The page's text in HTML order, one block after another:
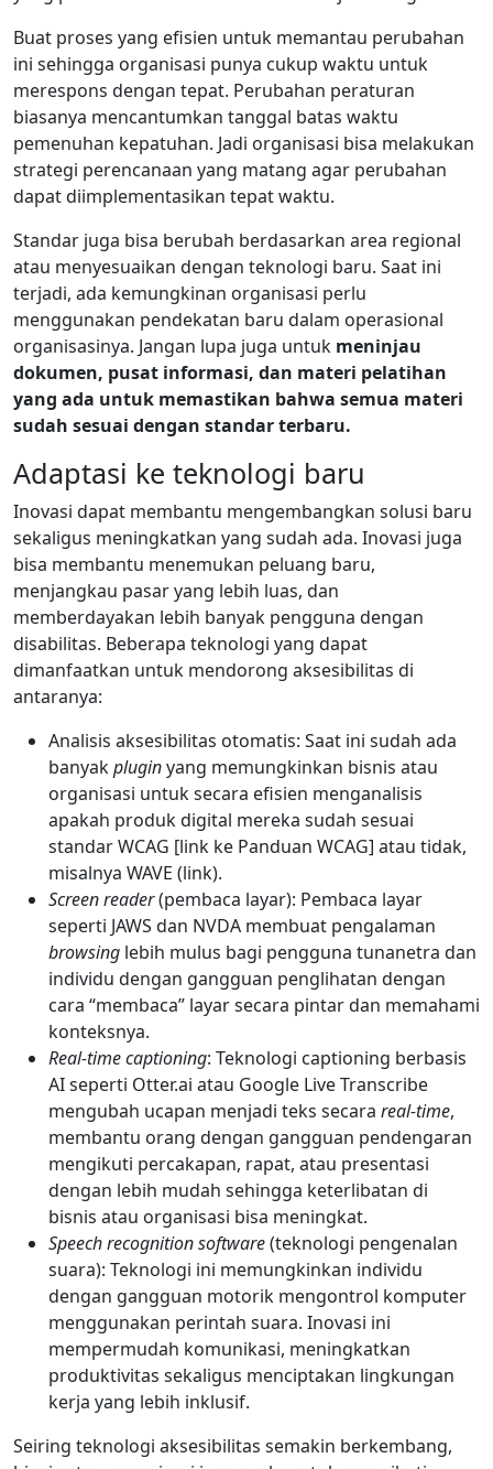
Buat proses yang efisien untuk memantau perubahan
ini sehingga organisasi punya cukup waktu untuk
merespons dengan tepat. Perubahan peraturan
biasanya mencantumkan tanggal batas waktu
pemenuhan kepatuhan. Jadi organisasi bisa melakukan
strategi perencanaan yang matang agar perubahan
dapat diimplementasikan tepat waktu.
Standar juga bisa berubah berdasarkan area regional
atau menyesuaikan dengan teknologi baru. Saat ini
terjadi, ada kemungkinan organisasi perlu
menggunakan pendekatan baru dalam operasional
organisasinya. Jangan lupa juga untuk meninjau
dokumen, pusat informasi, dan materi pelatihan
yang ada untuk memastikan bahwa semua materi
sudah sesuai dengan standar terbaru.
Adaptasi ke teknologi baru
Inovasi dapat membantu mengembangkan solusi baru
sekaligus meningkatkan yang sudah ada. Inovasi juga
bisa membantu menemukan peluang baru,
menjangkau pasar yang lebih luas, dan
memberdayakan lebih banyak pengguna dengan
disabilitas. Beberapa teknologi yang dapat
dimanfaatkan untuk mendorong aksesibilitas di
antaranya:
Analisis aksesibilitas otomatis: Saat ini sudah ada
banyakpluginyang memungkinkan bisnis atau
organisasi untuk secara efisien menganalisis
apakah produk digital mereka sudah sesuai
standar WCAG [link ke Panduan WCAG] atau tidak,
misalnya WAVE (link).
Screen reader(pembaca layar): Pembaca layar
seperti JAWS dan NVDA membuat pengalaman
browsing lebih mulus bagi pengguna tunanetra dan
individu dengan gangguan penglihatan dengan
cara “membaca” layar secara pintar dan memahami
konteksnya.
Real-time captioning: Teknologi captioning berbasis
AI seperti Otter.ai atau Google Live Transcribe
mengubah ucapan menjadi teks secara real-time,
membantu orang dengan gangguan pendengaran
mengikuti percakapan, rapat, atau presentasi
dengan lebih mudah sehingga keterlibatan di
bisnis atau organisasi bisa meningkat.
Speech recognition software(teknologi pengenalan
suara): Teknologi ini memungkinkan individu
dengan gangguan motorik mengontrol komputer
menggunakan perintah suara. Inovasi ini
mempermudah komunikasi, meningkatkan
produktivitas sekaligus menciptakan lingkungan
kerja yang lebih inklusif.
Seiring teknologi aksesibilitas semakin berkembang,